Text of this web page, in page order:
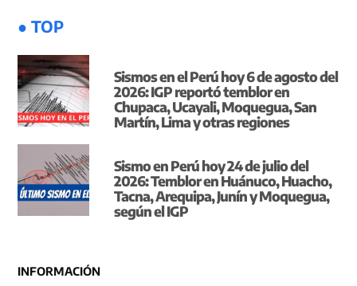
● TOP
Sismos en el Perú hoy 6 de agosto del
2026: IGP reportó temblor en
Chupaca, Ucayali, Moquegua, San
Martín, Lima y otras regiones
Sismo en Perú hoy 24 de julio del
2026: Temblor en Huánuco, Huacho,
Tacna, Arequipa, Junín y Moquegua,
según el IGP
INFORMACIÓN